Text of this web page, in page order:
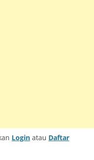
Login atau Daftar